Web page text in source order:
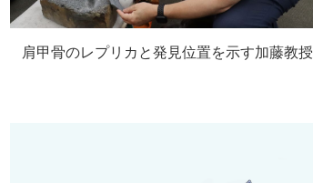
肩甲骨のレプリカと発見位置を示す加藤教授